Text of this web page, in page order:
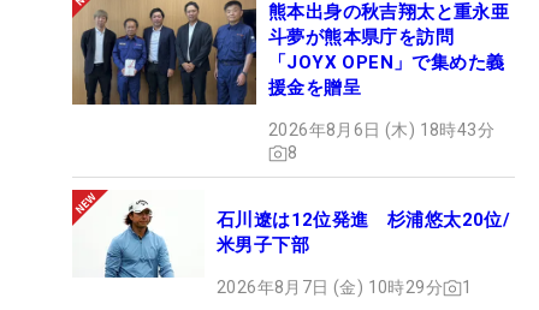
熊本出身の秋吉翔太と重永亜
斗夢が熊本県庁を訪問
「JOYX OPEN」で集めた義
援金を贈呈
2026年8月6日 (木) 18時43分
8
石川遼は12位発進 杉浦悠太20位/
米男子下部
2026年8月7日 (金) 10時29分 1